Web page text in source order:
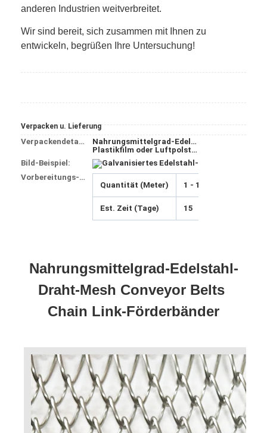
Startseite
Produkte
anderen Industrien weitverbreitet.
Wir sind bereit, sich zusammen mit Ihnen zu
entwickeln, begrüßen Ihre Untersuchung!
Verpacken u. Lieferung
Verpackendetails
Nahrungsmittelgrad-Edelstahl-Draht-Mesh Conveyor Belts Chain Link-Förderbänder:
Plastikfilm oder Luftpolsterfolie nach innen, Holzetui oder Sperrholzkiste draußen oder entsprechend dem Antrag des Kunden.
Bild-Beispiel:
Vorbereitungs- und Anlaufzeit:
Quantität (Meter)
1 - 10
Est. Zeit (Tage) 15
Nahrungsmittelgrad-Edelstahl-
Draht-Mesh Conveyor Belts
Chain Link-Förderbänder